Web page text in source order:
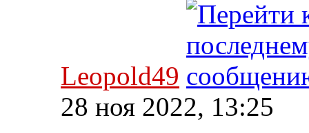
Leopold49
28 ноя 2022, 13:25